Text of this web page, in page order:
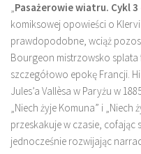
„Pasażerowie wiatru. Cykl 3
komiksowej opowieści o
prawdopodobne, wciąż
Bourgeon mistrzowsko splata
szczegółowo epokę Francji.
Jules’a Vallèsa w Paryżu w
„Niech żyje Komuna” i „Niech
przeskakuje w czasie, cofając
jednocześnie rozwijając